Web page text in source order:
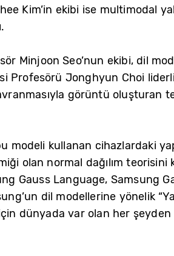
Kim’in ekibi ise multimodal
Minjoon Seo’nun ekibi, dil
Profesörü Jonghyun Choi
görüntü oluşturan
modeli kullanan cihazlardaki
olan normal dağılım
Gauss Language, Samsung
dil modellerine yönelik
dünyada var olan her